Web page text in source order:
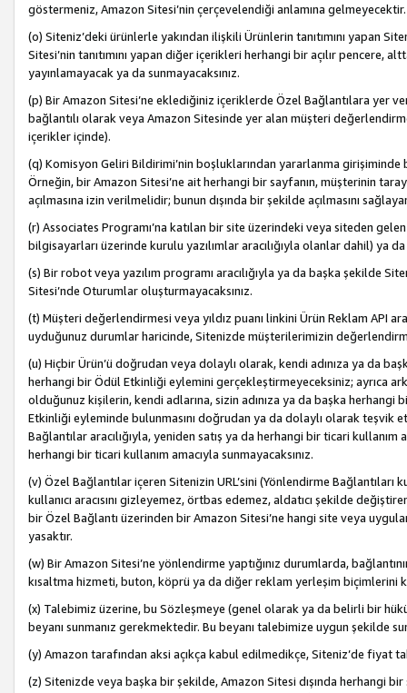
göstermeniz, Amazon Sitesi’nin çerçevelendiği anlamına gelmeyecektir.
(o) Siteniz’deki ürünlerle yakından ilişkili Ürünlerin tanıtımını yapan
Sitesi’nin tanıtımını yapan diğer içerikleri herhangi bir açılır pencere,
yayınlamayacak ya da sunmayacaksınız.
(p) Bir Amazon Sitesi’ne eklediğiniz içeriklerde Özel Bağlantılara yer
bağlantılı olarak veya Amazon Sitesinde yer alan müşteri
içerikler içinde).
(q) Komisyon Geliri Bildirimi’nin boşluklarından yararlanma
Örneğin, bir Amazon Sitesi’ne ait herhangi bir sayfanın, müşterinin
açılmasına izin verilmelidir; bunun dışında bir şekilde açılmasını
(r) Associates Programı’na katılan bir site üzerindeki veya siteden
bilgisayarları üzerinde kurulu yazılımlar aracılığıyla olanlar dahil) ya
(s) Bir robot veya yazılım programı aracılığıyla ya da başka şekilde
Sitesi’nde Oturumlar oluşturmayacaksınız.
(t) Müşteri değerlendirmesi veya yıldız puanı linkini Ürün Reklam API
uyduğunuz durumlar haricinde, Sitenizde müşterilerimizin
(u) Hiçbir Ürün’ü doğrudan veya dolaylı olarak, kendi adınıza ya da
herhangi bir Ödül Etkinliği eylemini gerçekleştirmeyeceksiniz; ayrıca
olduğunuz kişilerin, kendi adlarına, sizin adınıza ya da başka herhangi
Etkinliği eyleminde bulunmasını doğrudan ya da dolaylı olarak teşvik
Bağlantılar aracılığıyla, yeniden satış ya da herhangi bir ticari
herhangi bir ticari kullanım amacıyla sunmayacaksınız.
(v) Özel Bağlantılar içeren Sitenizin URL’sini (Yönlendirme Bağlantıları
kullanıcı aracısını gizleyemez, örtbas edemez, aldatıcı şekilde
bir Özel Bağlantı üzerinden bir Amazon Sitesi’ne hangi site veya
yasaktır.
(w) Bir Amazon Sitesi’ne yönlendirme yaptığınız durumlarda,
kısaltma hizmeti, buton, köprü ya da diğer reklam yerleşim biçimlerini
(x) Talebimiz üzerine, bu Sözleşmeye (genel olarak ya da belirli bir
beyanı sunmanız gerekmektedir. Bu beyanı talebimize uygun şekilde
(y) Amazon tarafından aksi açıkça kabul edilmedikçe, Siteniz’de fiyat
(z) Sitenizde veya başka bir şekilde, Amazon Sitesi dışında herhangi